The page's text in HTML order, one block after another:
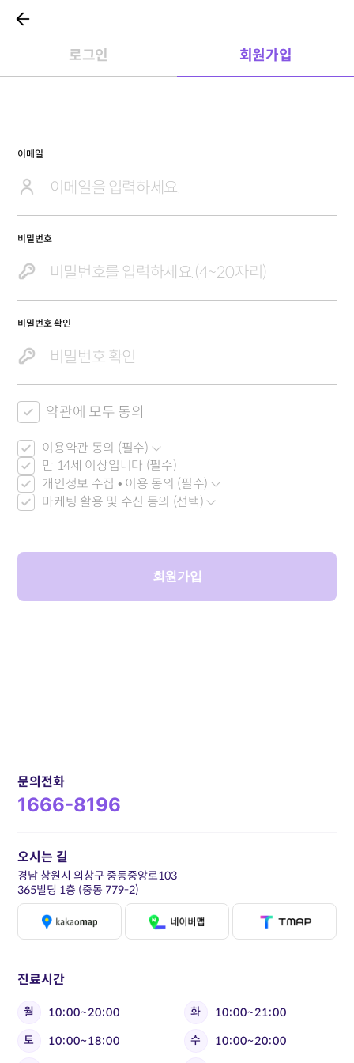
로그인 회원가입
이메일
비밀번호
비밀번호 확인
약관에 모두 동의
이용약관 동의 (필수)
만 14세 이상입니다 (필수)
개인정보 수집 • 이용 동의 (필수)
마케팅 활용 및 수신 동의 (선택)
회원가입
문의전화
1666-8196
진료시간
월 10:00~20:00 화
10:00~21:00
토
10:00~18:00 수
10:00~20:00
오시는 길
경남 창원시 의창구 중동중앙로103
365빌딩 1층 (중동 779-2)